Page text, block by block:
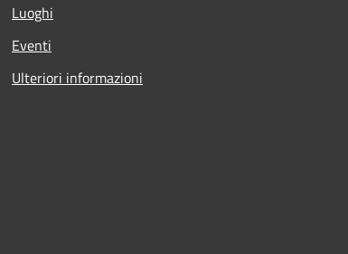
Luoghi
Eventi
Ulteriori informazioni